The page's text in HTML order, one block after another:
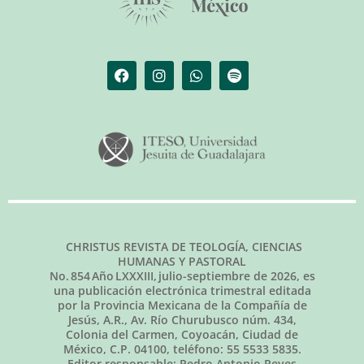
CHRISTUS REVISTA DE TEOLOGÍA, CIENCIAS
HUMANAS Y PASTORAL
No.854Año LXXXIII, julio-septiembre de 2026, es
una publicación electrónica trimestral editada
por la Provincia Mexicana de la Compañía de
Jesús, A.R., Av. Río Churubusco núm. 434,
Colonia del Carmen, Coyoacán, Ciudad de
México, C.P. 04100, teléfono: 55 5533 5835.